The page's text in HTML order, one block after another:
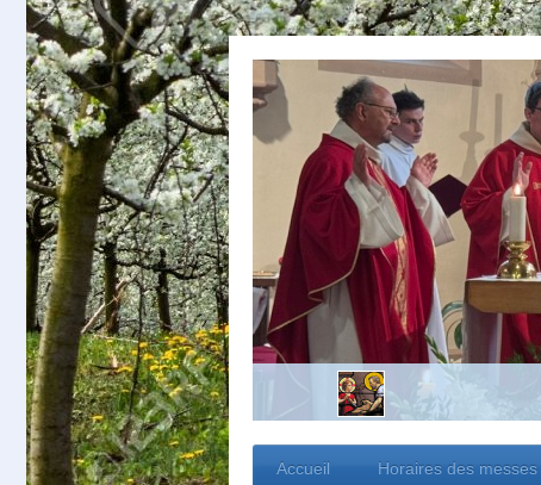
Accueil Horaires des messes